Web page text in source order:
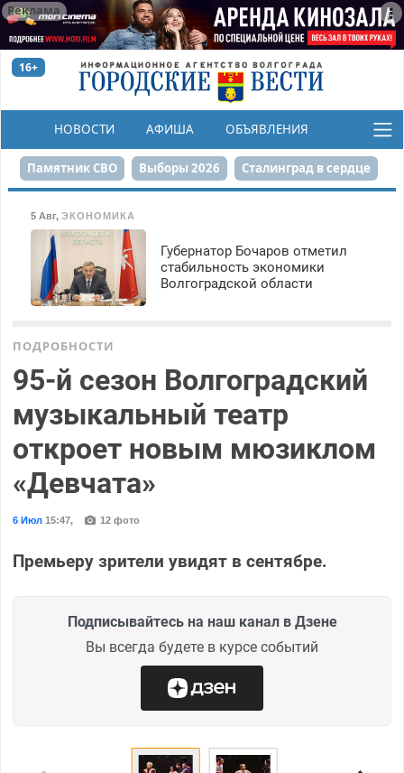
Реклама
16+
НОВОСТИ АФИША ОБЪЯВЛЕНИЯ
КОНКУРСЫ
Памятник СВО Выборы 2026 Сталинград в сердце
Реконструкция ЦПКиО На службе городу
80-летие Победы Парк Героев-летчиков
5 Авг, ЭКОНОМИКА
Губернатор Бочаров отметил
стабильность экономики
Волгоградской области
ПОДРОБНОСТИ
95-й сезон Волгоградский
музыкальный театр
откроет новым мюзиклом
«Девчата»
6 Июл15:47, 12 фото
Премьеру зрители увидят в сентябре.
Подписывайтесь на наш канал в Дзене
Вы всегда будете в курсе событий